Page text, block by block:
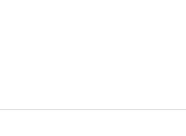
」サッカー日本代表・森保一